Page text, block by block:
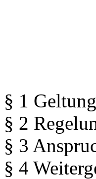
§ 1
§ 2
§ 3
§ 4